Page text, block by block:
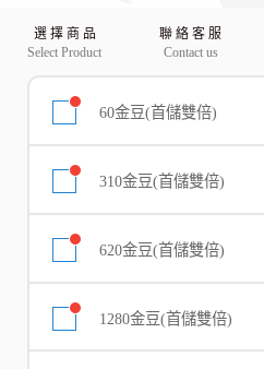
選 擇 商 品
Select Product
聯 絡 客 服
Contact us
60金豆(首儲雙倍)
310金豆(首儲雙倍)
620金豆(首儲雙倍)
1280金豆(首儲雙倍)